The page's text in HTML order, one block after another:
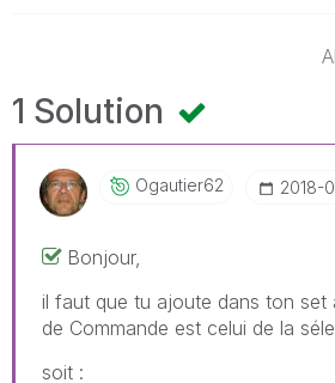
1 Solution
Ogautier62 ‎2018-
Bonjour,
il faut que tu ajoute dans ton set
de Commande est celui de la
soit :